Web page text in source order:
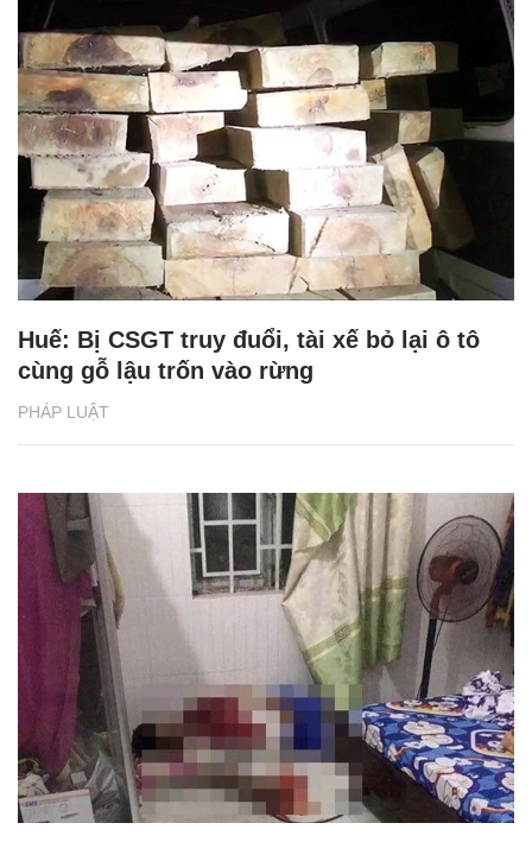
PHÁP LUẬT
Huế: Bị CSGT truy đuổi, tài xế bỏ lại ô tô
cùng gỗ lậu trốn vào rừng